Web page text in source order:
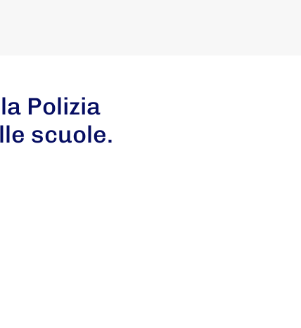
Polizia
scuole.